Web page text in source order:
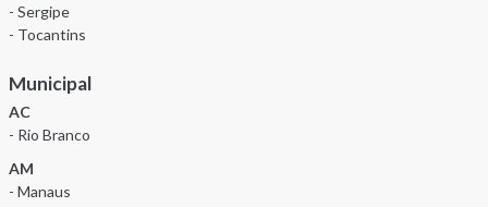
- Sergipe
- Tocantins
Municipal
AC
- Rio Branco
AM
- Manaus